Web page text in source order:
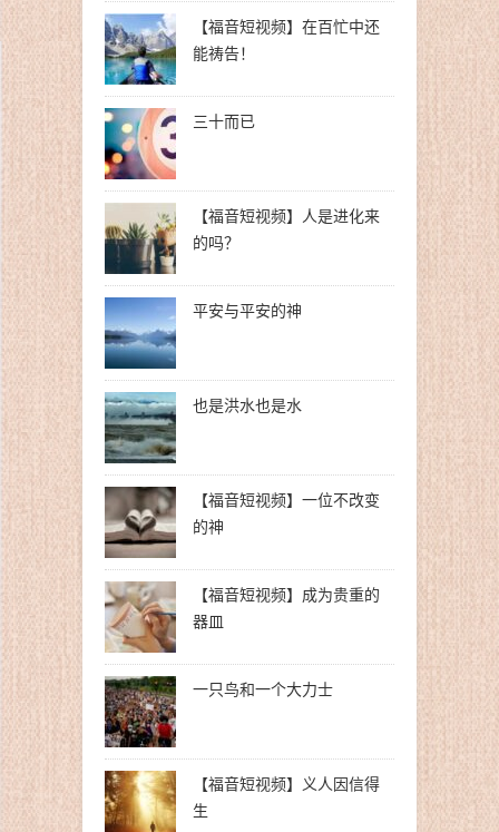
【福音短视频】在百忙中还
能祷告！
三十而已
【福音短视频】人是进化来
的吗？
平安与平安的神
也是洪水也是水
【福音短视频】一位不改变
的神
【福音短视频】成为贵重的
器皿
一只鸟和一个大力士
【福音短视频】义人因信得
生